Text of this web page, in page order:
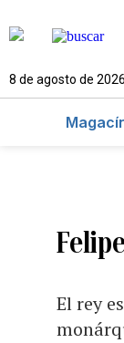
8 de agosto de 2026
El rey